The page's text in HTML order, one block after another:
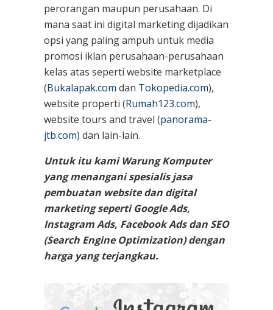
perorangan maupun perusahaan. Di
mana saat ini digital marketing dijadikan
opsi yang paling ampuh untuk media
promosi iklan perusahaan-perusahaan
kelas atas seperti website marketplace
(Bukalapak.com dan Tokopedia.com),
website properti (Rumah123.com),
website tours and travel (panorama-
jtb.com) dan lain-lain.
Untuk itu kami Warung Komputer
yang menangani spesialis jasa
pembuatan website dan digital
marketing seperti Google Ads,
Instagram Ads, Facebook Ads dan SEO
(Search Engine Optimization) dengan
harga yang terjangkau.